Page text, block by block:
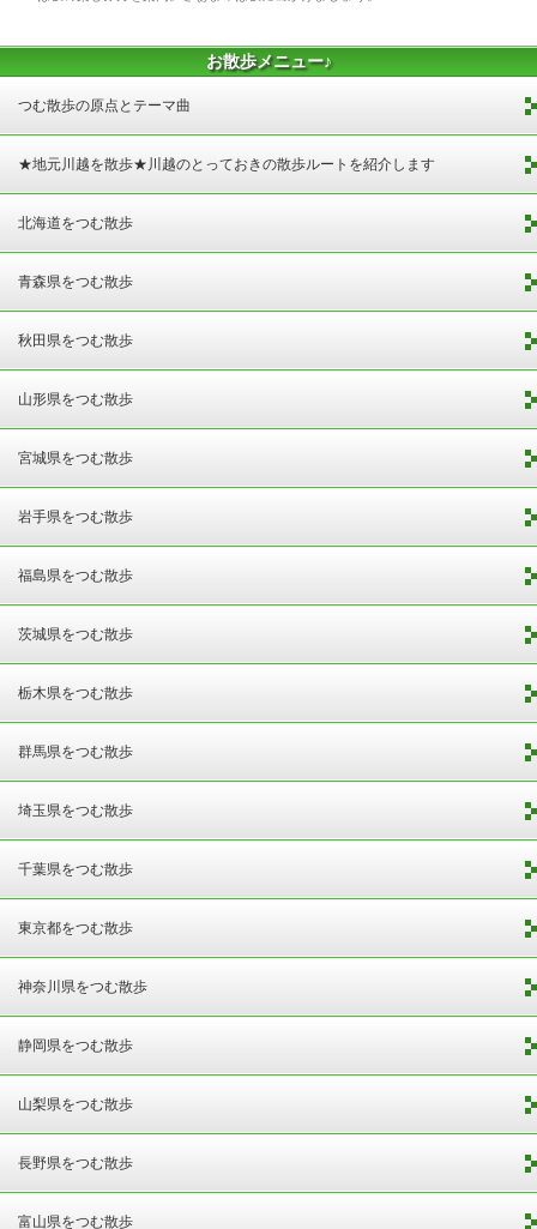
お散歩メニュー♪
つむ散歩の原点とテーマ曲
★地元川越を散歩★川越のとっておきの散歩ルートを紹介します
北海道をつむ散歩
青森県をつむ散歩
秋田県をつむ散歩
山形県をつむ散歩
宮城県をつむ散歩
岩手県をつむ散歩
福島県をつむ散歩
茨城県をつむ散歩
栃木県をつむ散歩
群馬県をつむ散歩
埼玉県をつむ散歩
千葉県をつむ散歩
東京都をつむ散歩
神奈川県をつむ散歩
静岡県をつむ散歩
山梨県をつむ散歩
長野県をつむ散歩
富山県をつむ散歩